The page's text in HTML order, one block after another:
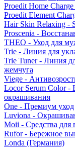
Proedit Home
Proedit Element
Hair Skin Relaxing -
Proscenia -
THEO - Уход для
Trie - Линия для
Trie Tuner - Линия
жемчуга
Viege -
Locor Serum Color -
окрашивания
One - Премиум уход
Luviona -
Moii - Средства для
Rufor - Бережное
Londa (Германия)